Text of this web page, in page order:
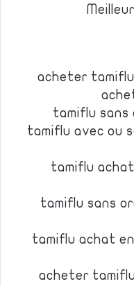
acheter
tamiflu sans
tamiflu avec ou
tamiflu
tamiflu sans
tamiflu achat
acheter